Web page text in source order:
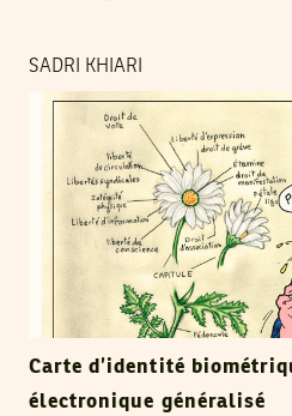
SADRI KHIARI
Carte d’identité
électronique généralisé